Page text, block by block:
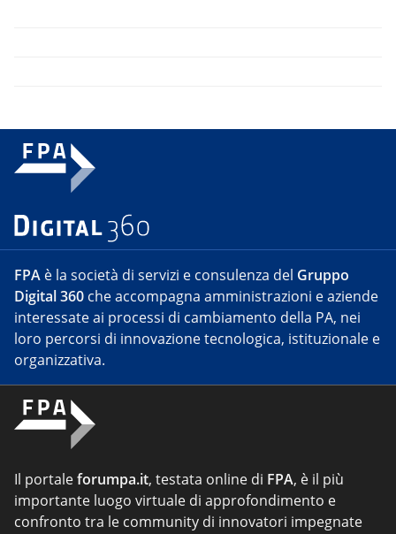
FPA è la società di servizi e consulenza del Gruppo
Digital 360 che accompagna amministrazioni e aziende
interessate ai processi di cambiamento della PA, nei
loro percorsi di innovazione tecnologica, istituzionale e
organizzativa.
Il portaleforumpa.it, testata online di FPA, è il più
importante luogo virtuale di approfondimento e
confronto tra le community di innovatori impegnate